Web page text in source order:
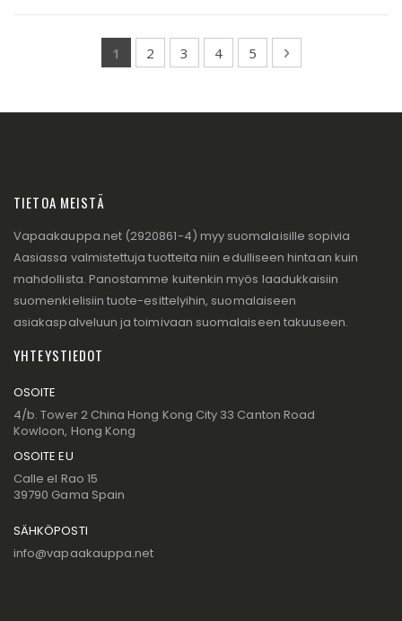
You're currently reading page
1 Page
2 Page
3 Page
4 Page
5 Page
Seuraava
TIETOA MEISTÄ
Vapaakauppa.net (2920861-4) myy suomalaisille sopivia
Aasiassa valmistettuja tuotteita niin edulliseen hintaan kuin
mahdollista. Panostamme kuitenkin myös laadukkaisiin
suomenkielisiin tuote-esittelyihin, suomalaiseen
asiakaspalveluun ja toimivaan suomalaiseen takuuseen.
YHTEYSTIEDOT
OSOITE
4/b. Tower 2 China Hong Kong City 33 Canton Road
Kowloon, Hong Kong
OSOITE EU
Calle el Rao 15
39790 Gama Spain
SÄHKÖPOSTI
info@vapaakauppa.net